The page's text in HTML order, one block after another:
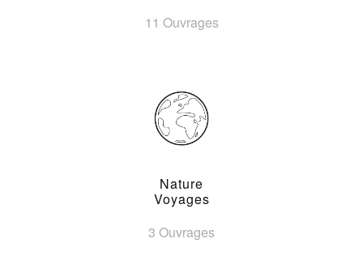
11 Ouvrages
Nature
Voyages
3 Ouvrages